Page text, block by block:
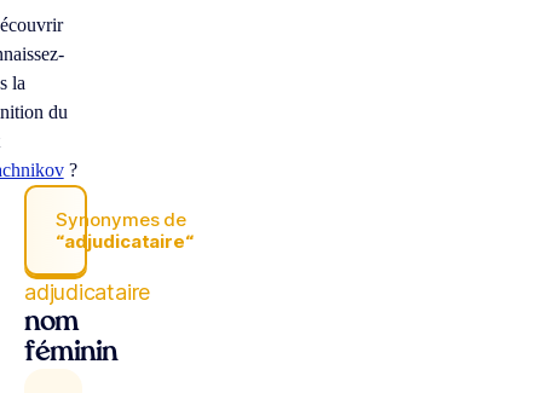
la
du
?
Synonymes de
“adjudicataire“
adjudicataire
nom
féminin